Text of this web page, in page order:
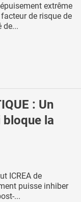
extrême
de risque de
de...
: Un
la
ICREA de
puisse inhiber
...